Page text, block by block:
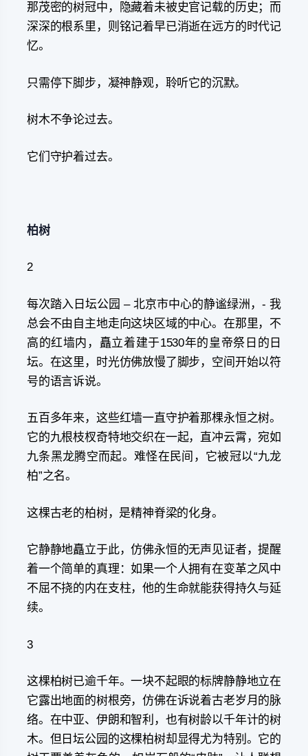
那茂密的树冠中，隐藏着未被史官记载的历史；而
深深的根系里，则铭记着早已消逝在远方的时代记
忆。
只需停下脚步，凝神静观，聆听它的沉默。
树木不争论过去。
它们守护着过去。
柏树
2
每次踏入日坛公园 – 北京市中心的静谧绿洲，- 我
总会不由自主地走向这块区域的中心。在那里，不
高的红墙内，矗立着建于1530年的皇帝祭日的日
坛。在这里，时光仿佛放慢了脚步，空间开始以符
号的语言诉说。
五百多年来，这些红墙一直守护着那棵永恒之树。
它的九根枝杈奇特地交织在一起，直冲云霄，宛如
九条黑龙腾空而起。难怪在民间，它被冠以“九龙
柏”之名。
这棵古老的柏树，是精神脊梁的化身。
它静静地矗立于此，仿佛永恒的无声见证者，提醒
着一个简单的真理：如果一个人拥有在变革之风中
不屈不挠的内在支柱，他的生命就能获得持久与延
续。
3
这棵柏树已逾千年。一块不起眼的标牌静静地立在
它露出地面的树根旁，仿佛在诉说着古老岁月的脉
络。在中亚、伊朗和智利，也有树龄以千年计的树
木。但日坛公园的这棵柏树却显得尤为特别。它的